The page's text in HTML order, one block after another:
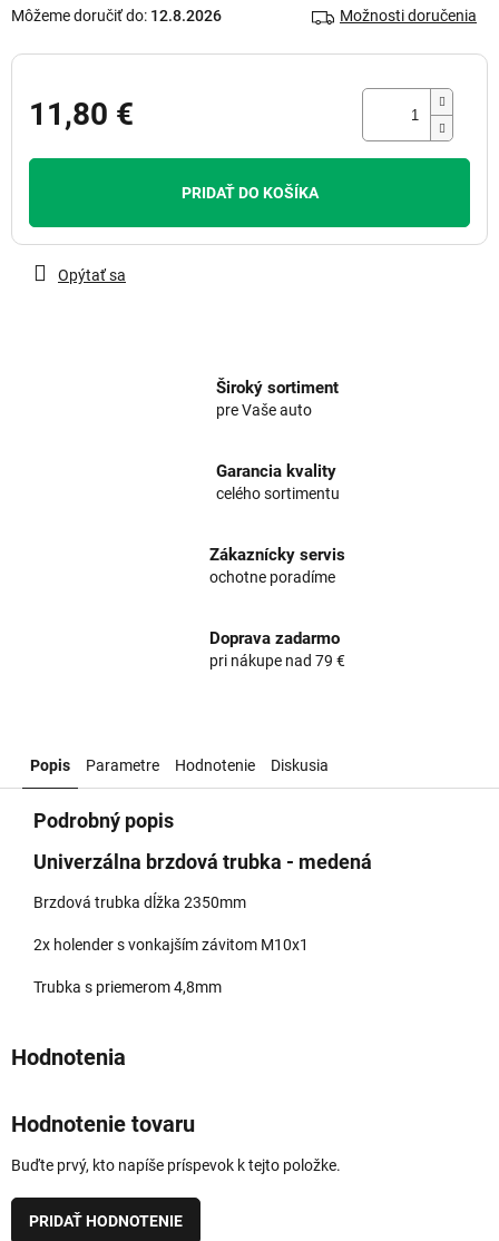
Môžeme doručiť do: 12.8.2026 Možnosti doručenia
11,80 €
PRIDAŤ DO KOŠÍKA
Opýtať sa
Široký sortiment
pre Vaše auto
Garancia kvality
celého sortimentu
Zákaznícky servis
ochotne poradíme
Doprava zadarmo
pri nákupe nad 79 €
Popis Parametre Hodnotenie Diskusia
Podrobný popis
Univerzálna brzdová trubka - medená
Brzdová trubka dĺžka 2350mm
2x holender s vonkajším závitom M10x1
Trubka s priemerom 4,8mm
Hodnotenie tovaru
Buďte prvý, kto napíše príspevok k tejto položke.
PRIDAŤ HODNOTENIE